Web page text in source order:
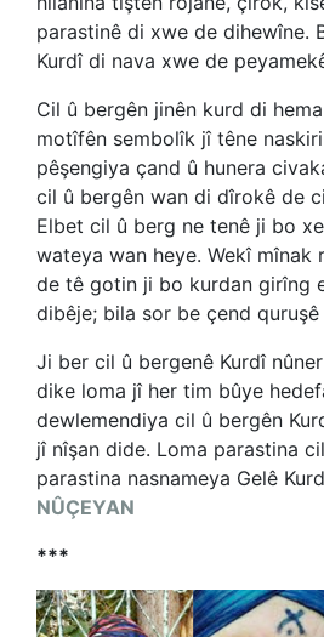
parastinê di xwe de dihewîne.
Kurdî di nava xwe de
Cil û bergên jinên kurd di
motîfên sembolîk jî têne
pêşengiya çand û hunera
cil û bergên wan di dîrokê de
Elbet cil û berg ne tenê ji bo
wateya wan heye. Wekî mînak
de tê gotin ji bo kurdan girîng
dibêje; bila sor be çend
Ji ber cil û bergenê Kurdî
dike loma jî her tim bûye
dewlemendiya cil û bergên
jî nîşan dide. Loma parastina
parastina nasnameya Gelê
NÛÇEYAN
***